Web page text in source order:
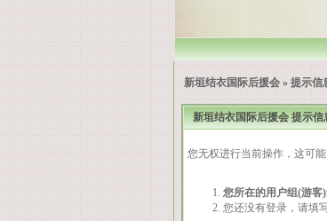
新垣结衣国际后援会» 提示信
新垣结衣国际后援会 提示信
您无权进行当前操作，这可
您所在的用户组(游客)
您还没有登录，请填